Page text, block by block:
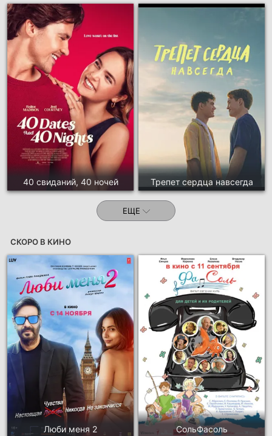
40 свиданий, 40 ночей Трепет сердца навсегда
ЕЩЕ
СКОРО В КИНО
Люби меня 2 СольФасоль